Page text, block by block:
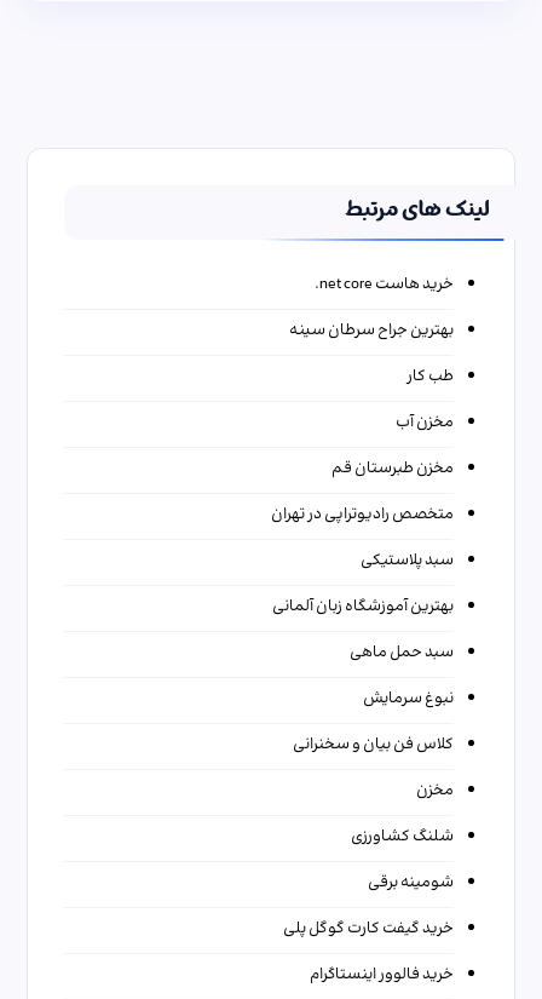
لینک های مرتبط
خرید هاست net core.
بهترین جراح سرطان سینه
طب کار
مخزن آب
مخزن طبرستان قم
متخصص رادیوتراپی در تهران
سبد پلاستیکی
بهترین آموزشگاه زبان آلمانی
سبد حمل ماهی
نبوغ سرمایش
کلاس فن بیان و سخنرانی
مخزن
شلنگ کشاورزی
شومینه برقی
خرید گیفت کارت گوگل پلی
خرید فالوور اینستاگرام